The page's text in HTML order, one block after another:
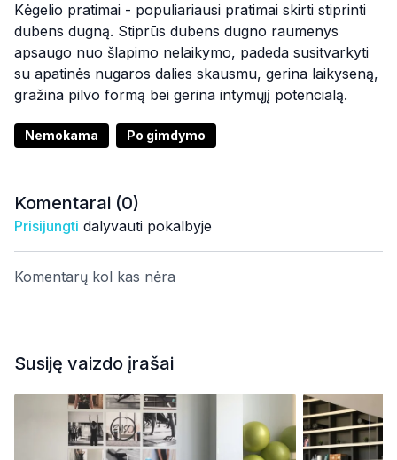
Kėgelio pratimai - populiariausi pratimai skirti stiprinti
dubens dugną. Stiprūs dubens dugno raumenys
apsaugo nuo šlapimo nelaikymo, padeda susitvarkyti
su apatinės nugaros dalies skausmu, gerina laikyseną,
gražina pilvo formą bei gerina intymųjį potencialą.
Nemokama Po gimdymo
Komentarai (0)
Prisijungti dalyvauti pokalbyje
Komentarų kol kas nėra
Susiję vaizdo įrašai